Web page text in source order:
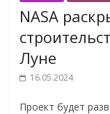
NASA
Луне
16.05.2024
Проект будет